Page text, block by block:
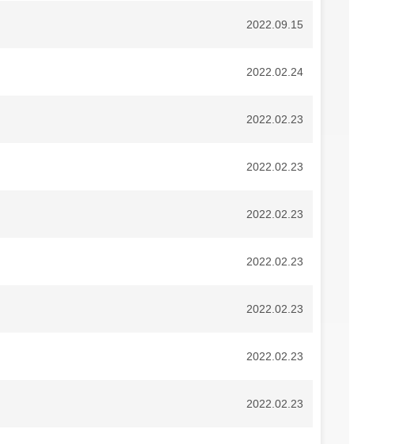
2022.09.15
2022.02.24
2022.02.23
2022.02.23
2022.02.23
2022.02.23
2022.02.23
2022.02.23
2022.02.23